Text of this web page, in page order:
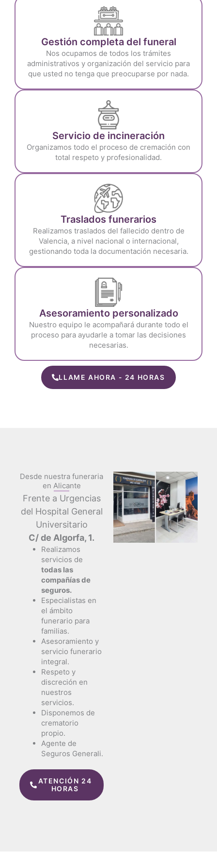
Gestión completa del funeral
Nos ocupamos de todos los trámites
administrativos y organización del servicio para
que usted no tenga que preocuparse por nada.
Servicio de incineración
Organizamos todo el proceso de cremación con
total respeto y profesionalidad.
Traslados funerarios
Realizamos traslados del fallecido dentro de
Valencia, a nivel nacional o internacional,
gestionando toda la documentación necesaria.
Asesoramiento personalizado
Nuestro equipo le acompañará durante todo el
proceso para ayudarle a tomar las decisiones
necesarias.
LLAME AHORA - 24 HORAS
Desde nuestra funeraria
en Alicante
Frente a Urgencias
del Hospital General
Universitario
C/ de Algorfa, 1.
Realizamos
servicios de
todas las
compañías de
seguros.
Especialistas en
el ámbito
funerario para
familias.
Asesoramiento y
servicio funerario
integral.
Respeto y
discreción en
nuestros
servicios.
Disponemos de
crematorio
propio.
Agente de
Seguros Generali.
ATENCIÓN 24
HORAS